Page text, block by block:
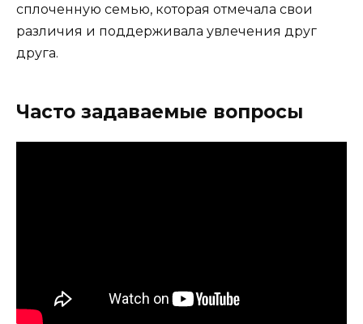
сплоченную семью, которая отмечала свои
различия и поддерживала увлечения друг
друга.
Часто задаваемые вопросы